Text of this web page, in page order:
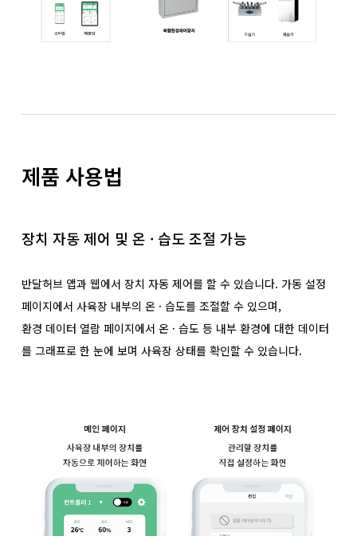
제품 사용법
장치 자동 제어 및 온 · 습도 조절 가능
반달허브 앱과 웹에서 장치 자동 제어를 할 수 있습니다. 가동 설정
페이지에서 사육장 내부의 온 · 습도를 조절할 수 있으며,
환경 데이터 열람 페이지에서 온 · 습도 등 내부 환경에 대한 데이터
를 그래프로 한 눈에 보며 사육장 상태를 확인할 수 있습니다.